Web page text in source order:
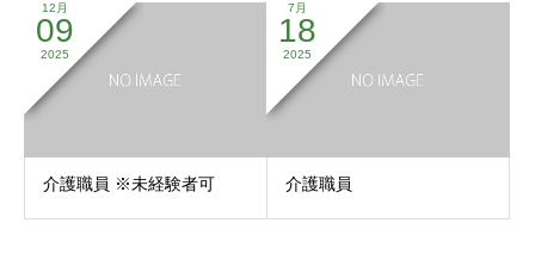
12月
09
2025
介護職員 ※未経験者可
7月
18
2025
介護職員